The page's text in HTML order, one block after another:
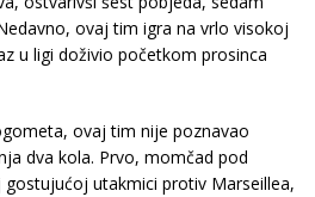
ovaj tim igra na vrlo visokoj
u ligi doživio početkom prosinca
ovaj tim nije poznavao
dva kola. Prvo, momčad pod
utakmici protiv Marseillea,